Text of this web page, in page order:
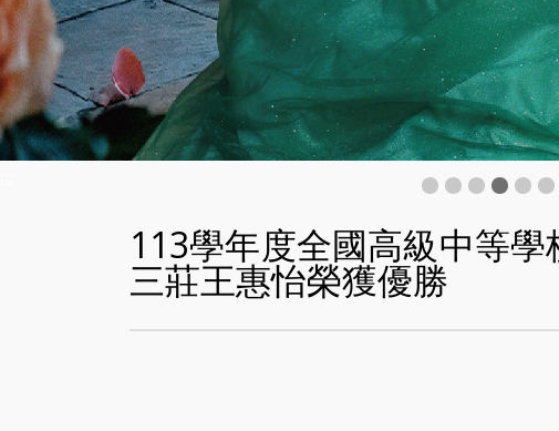
113學年度全國高級中等
三莊王惠怡榮獲優勝